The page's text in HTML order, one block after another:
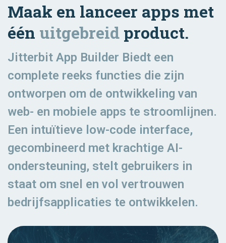
Maak en lanceer apps met
één uitgebreid product.
Jitterbit App Builder Biedt een
complete reeks functies die zijn
ontworpen om de ontwikkeling van
web- en mobiele apps te stroomlijnen.
Een intuïtieve low-code interface,
gecombineerd met krachtige AI-
ondersteuning, stelt gebruikers in
staat om snel en vol vertrouwen
bedrijfsapplicaties te ontwikkelen.